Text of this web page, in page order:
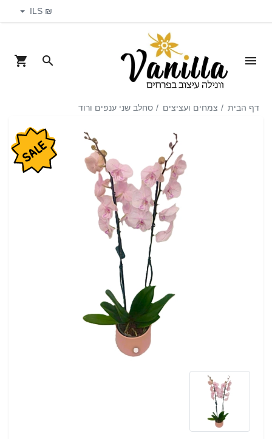
₪ ILS
דף הבית צמחים ועציצים סחלב שני ענפים ורוד